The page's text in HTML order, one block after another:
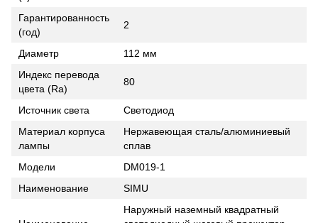
Гарантированность
(год)
2
Диаметр
112 мм
Индекс перевода
цвета (Ra)
80
Источник света
Светодиод
Материал корпуса
лампы
Нержавеющая сталь/алюминиевый
сплав
Модели
DM019-1
Наименование
SIMU
Наружный наземный квадратный